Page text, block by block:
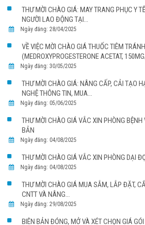
THƯ MỜI CHÀO GIÁ: MAY TRANG PHỤC Y
NGƯỜI LAO ĐỘNG TẠI...
Ngày đăng: 28/04/2025
VỀ VIỆC MỜI CHÀO GIÁ THUỐC TIÊM
(MEDROXYPROGESTERONE ACETAT,
Ngày đăng: 30/05/2025
THƯ MỜI CHÀO GIÁ: NÂNG CẤP, CẢI TẠO
NGHỆ THÔNG TIN, MUA...
Ngày đăng: 05/06/2025
THƯ MỜI CHÀO GIÁ VẮC XIN PHÒNG
BẢN
Ngày đăng: 04/08/2025
THƯ MỜI CHÀO GIÁ VẮC XIN PHÒNG DẠI
Ngày đăng: 04/08/2025
THƯ MỜI CHÀO GIÁ MUA SẮM, LẮP ĐẶT,
CNTT VÀ NÂNG...
Ngày đăng: 29/08/2025
BIÊN BẢN ĐÓNG, MỞ VÀ XÉT CHỌN GIÁ